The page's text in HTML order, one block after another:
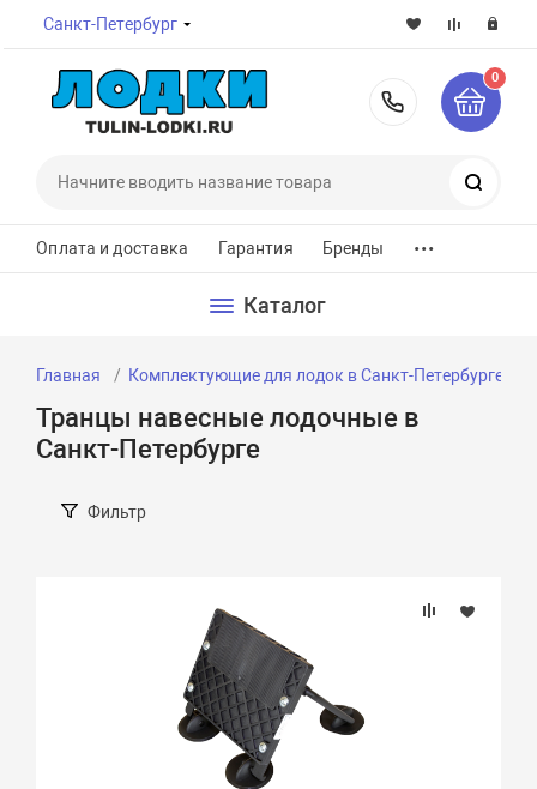
Санкт-Петербург
8-800-
0
Оплата и доставка Гарантия Бренды ...
Каталог
Главная Комплектующие для лодок в Санкт-Петербурге
Транцы навесные лодочные в
Санкт-Петербурге
Фильтр